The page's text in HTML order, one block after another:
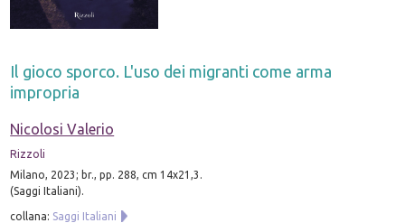
Il gioco sporco. L'uso dei migranti come arma
impropria
Nicolosi Valerio
Rizzoli
Milano, 2023; br., pp. 288, cm 14x21,3.
(Saggi Italiani).
collana: Saggi Italiani